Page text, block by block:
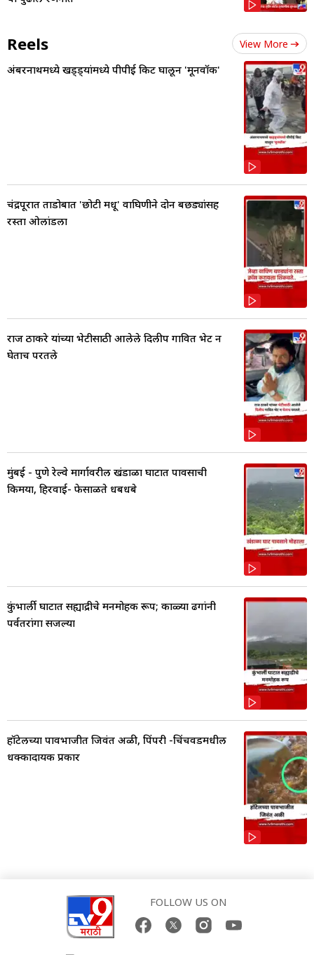
Reels View More
अंबरनाथमध्ये खड्ड्यांमध्ये पीपीई किट घालून 'मूनवॉक'
चंद्रपूरात ताडोबात 'छोटी मधू' वाघिणीने दोन बछड्यांसह
रस्ता ओलांडला
राज ठाकरे यांच्या भेटीसाठी आलेले दिलीप गावित भेट न
घेताच परतले
मुंबई - पुणे रेल्वे मार्गावरील खंडाळा घाटात पावसाची
किमया, हिरवाई- फेसाळते धबधबे
कुंभार्ली घाटात सह्याद्रीचे मनमोहक रूप; काळ्या ढगांनी
पर्वतरांगा सजल्या
हॉटेलच्या पावभाजीत जिवंत अळी, पिंपरी -चिंचवडमधील
धक्कादायक प्रकार
FOLLOW US ON